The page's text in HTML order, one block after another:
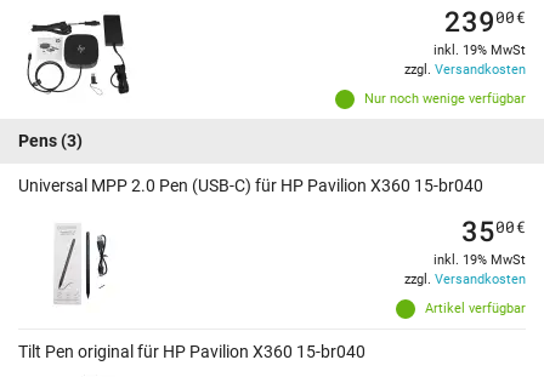
Nur noch wenige verfügbar
23900€
inkl. 19% MwSt
zzgl. Versandkosten
Pens(3)
Universal MPP 2.0 Pen (USB-C) für HP Pavilion X360 15-br040
Artikel verfügbar
3500€
inkl. 19% MwSt
zzgl. Versandkosten
Tilt Pen original für HP Pavilion X360 15-br040